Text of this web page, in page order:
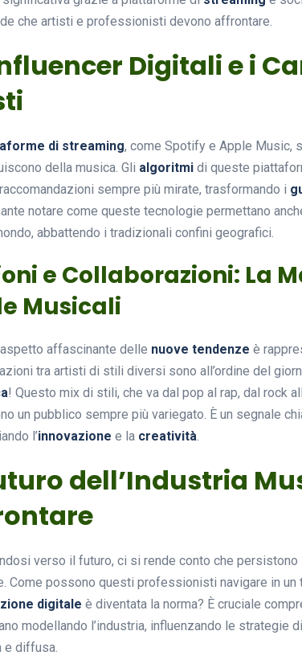
che artisti e professionisti devono affrontare.
Digitali e i
di streaming, come Spotify e Apple Music,
della musica. Gli algoritmi di queste
sempre più mirate, trasformando i
notare come queste tecnologie permettano
abbattendo i tradizionali confini geografici.
e Collaborazioni: La
Musicali
affascinante delle nuove tendenze è
tra artisti di stili diversi sono all’ordine del
! Questo mix di stili, che va dal pop al rap, dal rock
un pubblico sempre più variegato. È un segnale
l’innovazione e la creatività.
dell’Industria
verso il futuro, ci si rende conto che
Come possono questi professionisti navigare in un
digitale è diventata la norma? È cruciale
modellando l’industria, influenzando le strategie
e diffusa.